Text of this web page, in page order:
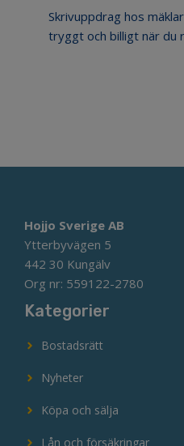
Skrivuppdrag hos
tryggt och billigt när du
Hojjo Sverige AB
Ytterbyvägen 5
442 30 Kungälv
Org nr: 559122-2780
Kategorier
Bostadsrätt
Nyheter
Köpa och sälja
Lån och försäkringar